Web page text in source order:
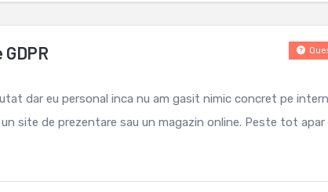
dar eu personal inca nu am gasit nimic concret pe
site de prezentare sau un magazin online. Peste tot apar